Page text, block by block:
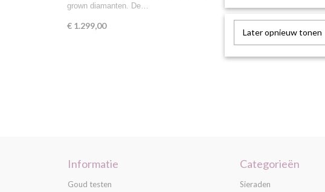
grown diamanten. De…
€ 1.299,00
Informatie
Goud testen
Categorieën
Sieraden
Later opnieuw tonen